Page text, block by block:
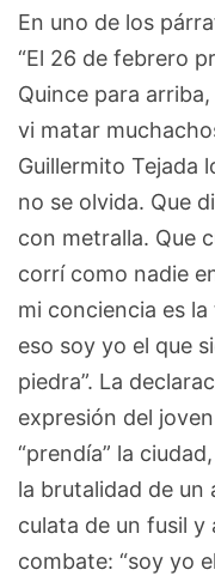
En uno de los
“El 26 de febrero
Quince para
vi matar
Guillermito Tejada
no se olvida. Que
con metralla. Que
corrí como nadie
mi conciencia es
eso soy yo el que
piedra”. La
expresión del
“prendía” la
la brutalidad de un
culata de un fusil y
combate: “soy yo